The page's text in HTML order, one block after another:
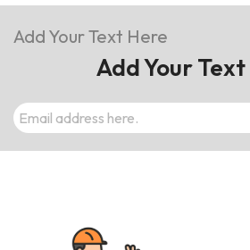
Add Your Text Here
Add Your